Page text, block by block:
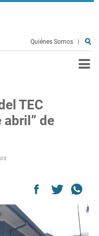
Quiénes Somos
TEC
abril” de